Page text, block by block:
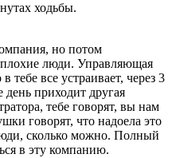
ходьбы.
но потом
люди. Управляющая
тебе все устраивает, через 3
день приходит другая
тебе говорят, вы нам
говорят, что надоела это
сколько можно. Полный
в эту компанию.